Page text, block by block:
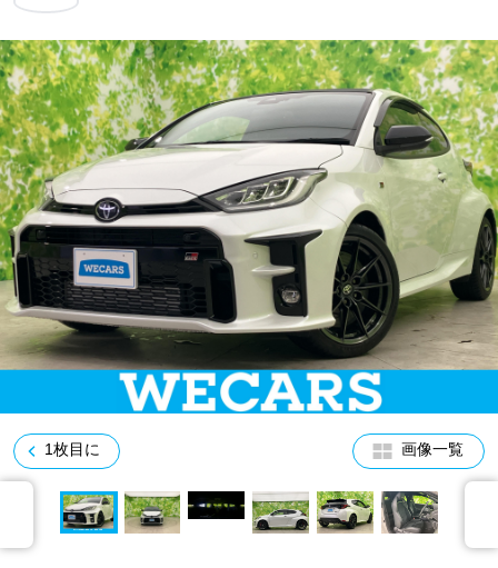
車検サービス トップ
車検料金・メニュー
品質管理とサポート体制
オイル交換・点検・整備予約
お役立ち情報
お問い合わせ
企業情報 採用情報
0120-733-500
1枚目に 画像一覧